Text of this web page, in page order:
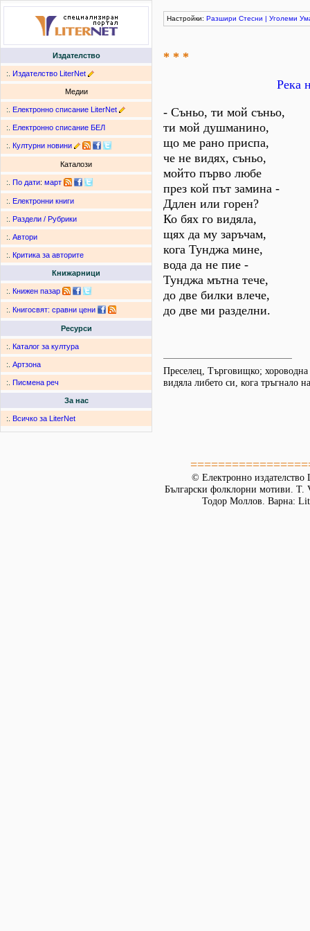
Издателство
:. Издателство LiterNet
Медии
:. Електронно списание LiterNet
:. Електронно списание БЕЛ
:. Културни новини
Каталози
:. По дати: март
:. Електронни книги
:. Раздели / Рубрики
:. Автори
:. Критика за авторите
Книжарници
:. Книжен пазар
:. Книгосвят: сравни цени
Ресурси
:. Каталог за култура
:. Артзона
:. Писмена реч
За нас
:. Всичко за LiterNet
Настройки: Разшири Стесни | Уголеми
* * *
Река
- Съньо, ти мой съньо,
ти мой душманино,
що ме рано приспа,
че не видях, съньо,
мойто първо любе
през кой път замина -
Ддлен или горен?
Ко бях го видяла,
щях да му заръчам,
кога Тунджа мине,
вода да не пие -
Тунджа мътна тече,
до две билки влече,
до две ми разделни.
Преселец, Търговищко;
видяла либето си, кога тръгнало
© Електронно издателство
Български фолклорни мотиви.
Тодор Моллов. Варна: